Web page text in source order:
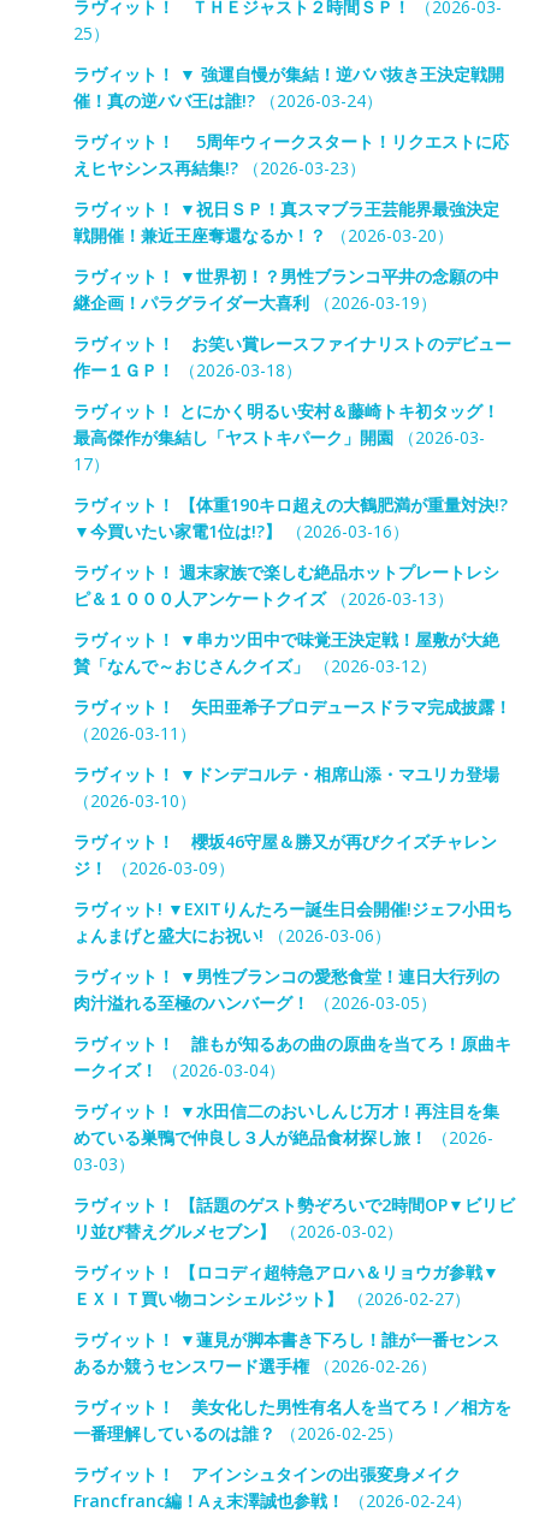
ラヴィット！ ＴＨＥジャスト２時間ＳＰ！
（2026-03-
25）
ラヴィット！ ▼ 強運自慢が集結！逆ババ抜き王決定戦開
催！真の逆ババ王は誰!?（2026-03-24）
ラヴィット！ 5周年ウィークスタート！リクエストに応
えヒヤシンス再結集!?（2026-03-23）
ラヴィット！ ▼祝日ＳＰ！真スマブラ王芸能界最強決定
戦開催！兼近王座奪還なるか！？
（2026-03-20）
ラヴィット！ ▼世界初！？男性ブランコ平井の念願の中
継企画！パラグライダー大喜利（2026-03-19）
ラヴィット！ お笑い賞レースファイナリストのデビュー
作ー１ＧＰ！
（2026-03-18）
ラヴィット！ とにかく明るい安村＆藤崎トキ初タッグ！
最高傑作が集結し「ヤストキパーク」開園（2026-03-
17）
ラヴィット！ 【体重190キロ超えの大鶴肥満が重量対決!?
▼今買いたい家電1位は!?】
（2026-03-16）
ラヴィット！ 週末家族で楽しむ絶品ホットプレートレシ
ピ＆１０００人アンケートクイズ（2026-03-13）
ラヴィット！ ▼串カツ田中で味覚王決定戦！屋敷が大絶
賛「なんで～おじさんクイズ」
（2026-03-12）
ラヴィット！ 矢田亜希子プロデュースドラマ完成披露！
（2026-03-11）
ラヴィット！ ▼ドンデコルテ・相席山添・マユリカ登場
（2026-03-10）
ラヴィット！ 櫻坂46守屋＆勝又が再びクイズチャレン
ジ！
（2026-03-09）
ラヴィット! ▼EXITりんたろー誕生日会開催!ジェフ小田ち
ょんまげと盛大にお祝い! （2026-03-06）
ラヴィット！ ▼男性ブランコの愛愁食堂！連日大行列の
肉汁溢れる至極のハンバーグ！
（2026-03-05）
ラヴィット！ 誰もが知るあの曲の原曲を当てろ！原曲キ
ークイズ！
（2026-03-04）
ラヴィット！ ▼水田信二のおいしんじ万才！再注目を集
めている巣鴨で仲良し３人が絶品食材探し旅！
（2026-
03-03）
ラヴィット！ 【話題のゲスト勢ぞろいで2時間OP▼ビリビ
リ並び替えグルメセブン】
（2026-03-02）
ラヴィット！ 【ロコディ超特急アロハ＆リョウガ参戦▼
ＥＸＩＴ買い物コンシェルジット】
（2026-02-27）
ラヴィット！ ▼蓮見が脚本書き下ろし！誰が一番センス
あるか競うセンスワード選手権（2026-02-26）
ラヴィット！ 美女化した男性有名人を当てろ！／相方を
一番理解しているのは誰？
（2026-02-25）
ラヴィット！ アインシュタインの出張変身メイク
Francfranc編！Aぇ末澤誠也参戦！
（2026-02-24）